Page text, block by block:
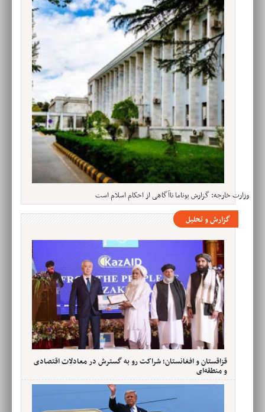
وزارت خارجه: گزارش یوناما ناآگاهی از احکام اسلام است
گزارش و تحلیل
قزاقستان و افغانستان؛ شراکت رو به گسترش در معادلات اقتصادی
و منطقه‌ای